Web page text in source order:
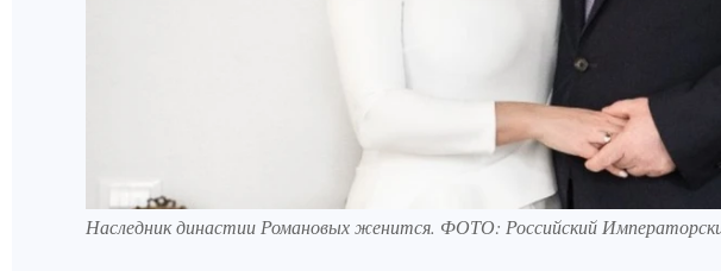
Наследник династии Романовых женится. ФОТО: Российский